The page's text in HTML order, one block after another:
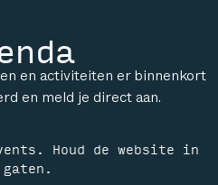
en activiteiten er binnenkort
en meld je direct aan.
Houd de website in